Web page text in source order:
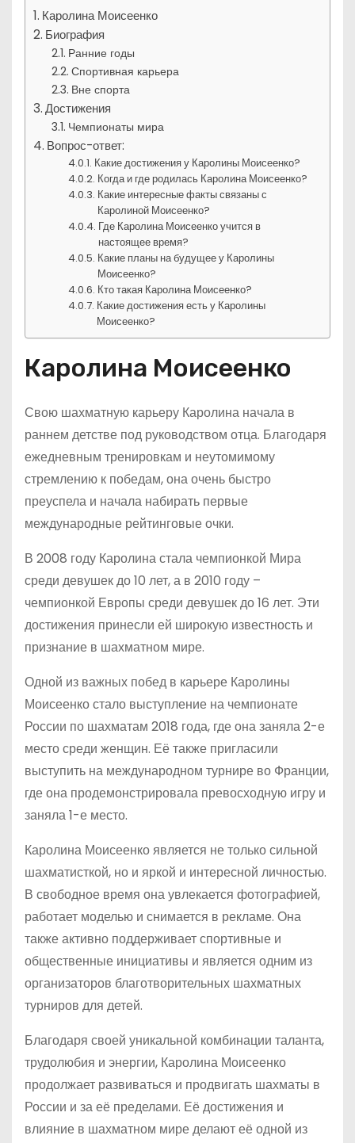
Каролина Моисеенко
Биография
Ранние годы
Спортивная карьера
Вне спорта
Достижения
Чемпионаты мира
Вопрос-ответ:
Какие достижения у Каролины Моисеенко?
Когда и где родилась Каролина Моисеенко?
Какие интересные факты связаны с
Каролиной Моисеенко?
Где Каролина Моисеенко учится в
настоящее время?
Какие планы на будущее у Каролины
Моисеенко?
Кто такая Каролина Моисеенко?
Какие достижения есть у Каролины
Моисеенко?
Каролина Моисеенко
Свою шахматную карьеру Каролина начала в
раннем детстве под руководством отца. Благодаря
ежедневным тренировкам и неутомимому
стремлению к победам, она очень быстро
преуспела и начала набирать первые
международные рейтинговые очки.
В 2008 году Каролина стала чемпионкой Мира
среди девушек до 10 лет, а в 2010 году –
чемпионкой Европы среди девушек до 16 лет. Эти
достижения принесли ей широкую известность и
признание в шахматном мире.
Одной из важных побед в карьере Каролины
Моисеенко стало выступление на чемпионате
России по шахматам 2018 года, где она заняла 2-е
место среди женщин. Её также пригласили
выступить на международном турнире во Франции,
где она продемонстрировала превосходную игру и
заняла 1-е место.
Каролина Моисеенко является не только сильной
шахматисткой, но и яркой и интересной личностью.
В свободное время она увлекается фотографией,
работает моделью и снимается в рекламе. Она
также активно поддерживает спортивные и
общественные инициативы и является одним из
организаторов благотворительных шахматных
турниров для детей.
Благодаря своей уникальной комбинации таланта,
трудолюбия и энергии, Каролина Моисеенко
продолжает развиваться и продвигать шахматы в
России и за её пределами. Её достижения и
влияние в шахматном мире делают её одной из